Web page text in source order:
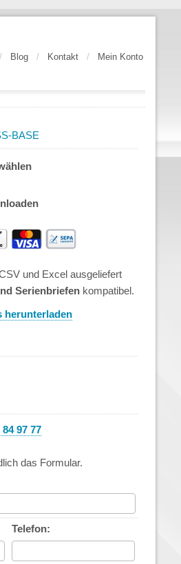
/ Blog / Kontakt / Mein Konto
BASE
und Excel ausgeliefert
Serienbriefenkompatibel.
herunterladen
84 97 77
das Formular.
Telefon: